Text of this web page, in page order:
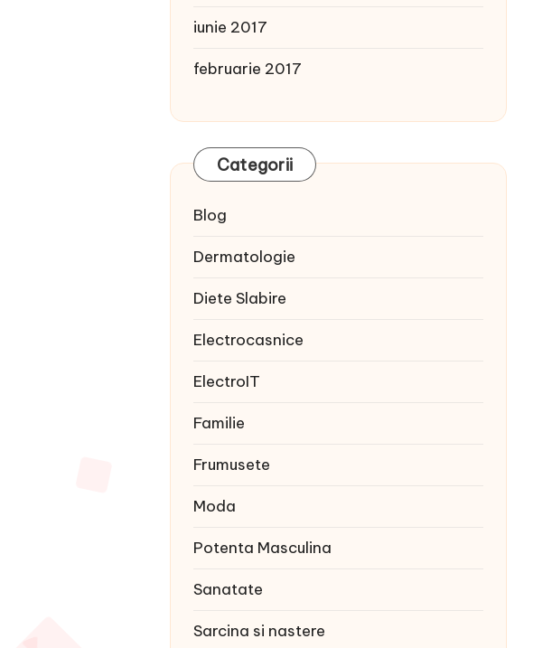
iunie 2017
februarie 2017
Categorii
Blog
Dermatologie
Diete Slabire
Electrocasnice
ElectroIT
Familie
Frumusete
Moda
Potenta Masculina
Sanatate
Sarcina si nastere